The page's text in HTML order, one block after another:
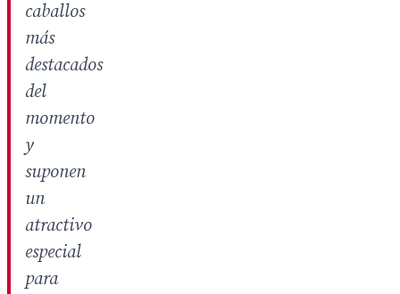
caballos
más
destacados
del
momento
y
suponen
un
atractivo
especial
para